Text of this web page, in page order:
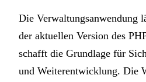
Die Verwaltungsanwendung
der aktuellen Version des
schafft die Grundlage für
und Weiterentwicklung. Die